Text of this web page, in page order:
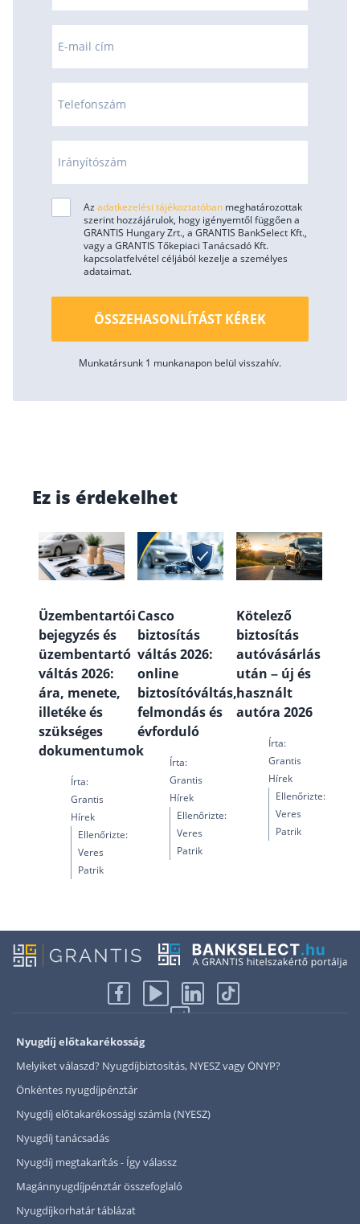
E-mail cím
Telefonszám
Irányítószám
Az adatkezelési tájékoztatóban meghatározottak
szerint hozzájárulok, hogy igényemtől függően a
GRANTIS Hungary Zrt., a GRANTIS BankSelect Kft.,
vagy a GRANTIS Tőkepiaci Tanácsadó Kft.
kapcsolatfelvétel céljából kezelje a személyes
adataimat.
ÖSSZEHASONLÍTÁST KÉREK
Munkatársunk 1 munkanapon belül visszahív.
Ez is érdekelhet
Üzembentartói
bejegyzés és
üzembentartó
váltás 2026:
ára, menete,
illetéke és
szükséges
dokumentumok
Írta:
Grantis
Hírek
Ellenőrizte:
Veres
Patrik
Casco
biztosítás
váltás 2026:
online
biztosítóváltás,
felmondás és
évforduló
Írta:
Grantis
Hírek
Ellenőrizte:
Veres
Patrik
Kötelező
biztosítás
autóvásárlás
után – új és
használt
autóra 2026
Írta:
Grantis
Hírek
Ellenőrizte:
Veres
Patrik
Nyugdíj előtakarékosság
Melyiket válaszd? Nyugdíjbiztosítás, NYESZ vagy ÖNYP?
Önkéntes nyugdíjpénztár
Nyugdíj előtakarékossági számla (NYESZ)
Nyugdíj tanácsadás
Nyugdíj megtakarítás - Így válassz
Magánnyugdíjpénztár összefoglaló
Nyugdíjkorhatár táblázat